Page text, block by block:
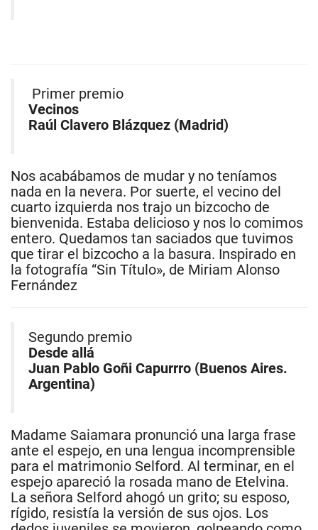
Primer premio
Vecinos
Raúl Clavero Blázquez (Madrid)
Nos acabábamos de mudar y no teníamos
nada en la nevera. Por suerte, el vecino del
cuarto izquierda nos trajo un bizcocho de
bienvenida. Estaba delicioso y nos lo comimos
entero. Quedamos tan saciados que tuvimos
que tirar el bizcocho a la basura. Inspirado en
la fotografía “Sin Título», de Miriam Alonso
Fernández
Segundo premio
Desde allá
Juan Pablo Goñi Capurrro (Buenos Aires.
Argentina)
Madame Saiamara pronunció una larga frase
ante el espejo, en una lengua incomprensible
para el matrimonio Selford. Al terminar, en el
espejo apareció la rosada mano de Etelvina.
La señora Selford ahogó un grito; su esposo,
rígido, resistía la versión de sus ojos. Los